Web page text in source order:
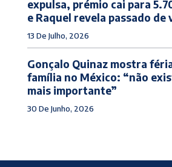
expulsa, prémio cai para
e Raquel revela passado de
13 De Julho, 2026
Gonçalo Quinaz mostra
família no México: “não
mais importante”
30 De Junho, 2026